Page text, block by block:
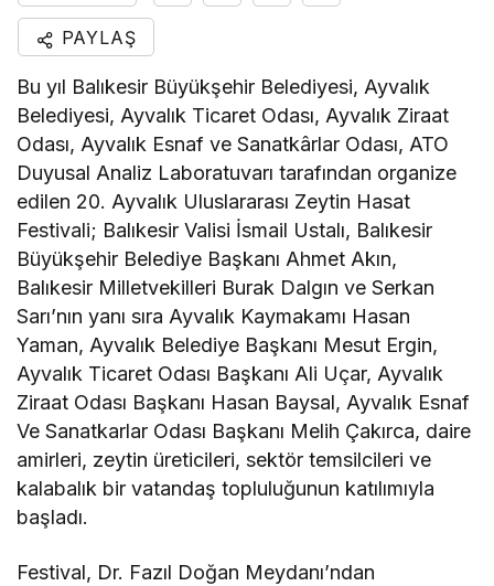
PAYLAŞ
Bu yıl Balıkesir Büyükşehir Belediyesi, Ayvalık
Belediyesi, Ayvalık Ticaret Odası, Ayvalık Ziraat
Odası, Ayvalık Esnaf ve Sanatkârlar Odası, ATO
Duyusal Analiz Laboratuvarı tarafından organize
edilen 20. Ayvalık Uluslararası Zeytin Hasat
Festivali; Balıkesir Valisi İsmail Ustalı, Balıkesir
Büyükşehir Belediye Başkanı Ahmet Akın,
Balıkesir Milletvekilleri Burak Dalgın ve Serkan
Sarı’nın yanı sıra Ayvalık Kaymakamı Hasan
Yaman, Ayvalık Belediye Başkanı Mesut Ergin,
Ayvalık Ticaret Odası Başkanı Ali Uçar, Ayvalık
Ziraat Odası Başkanı Hasan Baysal, Ayvalık Esnaf
Ve Sanatkarlar Odası Başkanı Melih Çakırca, daire
amirleri, zeytin üreticileri, sektör temsilcileri ve
kalabalık bir vatandaş topluluğunun katılımıyla
başladı.
Festival, Dr. Fazıl Doğan Meydanı’ndan